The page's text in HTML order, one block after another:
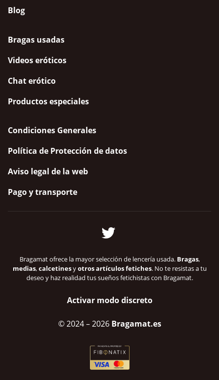
Blog
Bragas usadas
Videos eróticos
Chat erótico
Productos especiales
Condiciones Generales
Política de Protección de datos
Aviso legal de la web
Pago y transporte
Bragamat ofrece la mayor selección de lencería usada. Bragas,
medias,calcetinesyotros artículos fetiches. No te resistas a tu
deseo y haz realidad tus sueños fetichistas con Bragamat.
Activar modo discreto
© 2024– 2026 Bragamat.es